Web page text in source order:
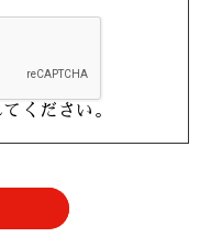
ください。